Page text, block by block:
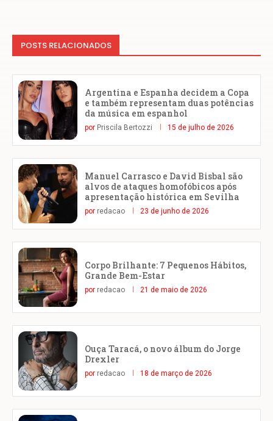
POSTS RELACIONADOS
Argentina e Espanha decidem a Copa
e também representam duas potências
da música em espanhol
por Priscila Bertozzi 15 de julho de 2026
Manuel Carrasco e David Bisbal são
alvos de ataques homofóbicos após
apresentação histórica em Sevilha
por redacao 23 de junho de 2026
Corpo Brilhante: 7 Pequenos Hábitos,
Grande Bem-Estar
por redacao 21 de maio de 2026
Ouça Taracá, o novo álbum do Jorge
Drexler
por redacao 18 de março de 2026